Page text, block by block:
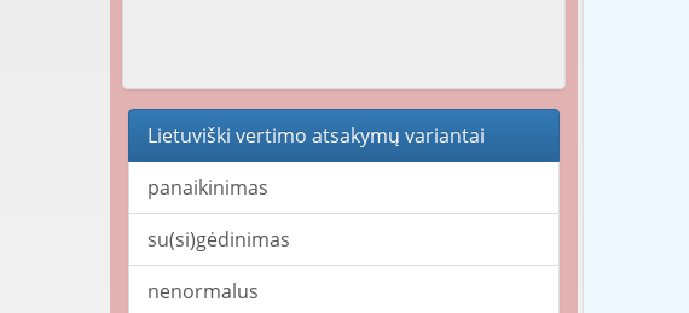
Lietuviški vertimo atsakymų variantai
panaikinimas
su(si)gėdinimas
nenormalus